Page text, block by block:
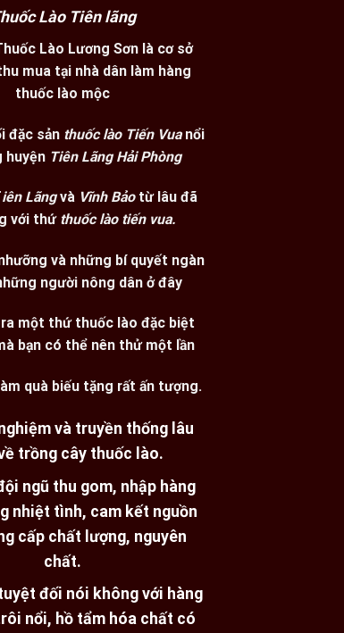
Lào Tiên lãng
Lào Lương Sơn là cơ sở
mua tại nhà dân làm hàng
thuốc lào mộc
đặc sảnthuốc lào Tiến Vuanổi
huyệnTiên Lãng Hải Phòng
iên LãngvàVĩnh Bảotừ lâu đã
với thứ thuốc lào tiến vua.
và những bí quyết ngàn
người nông dân ở đây
ra một thứ thuốc lào đặc biệt
bạn có thể nên thử một lần
quà biếu tặng rất ấn tượng.
và truyền thống lâu
trồng cây thuốc lào.
ngũ thu gom, nhập hàng
nhiệt tình, cam kết nguồn
cấp chất lượng, nguyên
chất.
đối nói không với hàng
nổi, hồ tẩm hóa chất có